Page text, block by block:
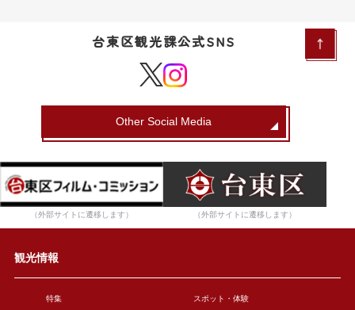
台東区観光課公式SNS
Other Social Media
（外部サイトに遷移します） （外部サイトに遷移します）
観光情報
特集 スポット・体験